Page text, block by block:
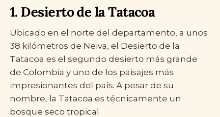
1. Desierto de la Tatacoa
Ubicado en el norte del departamento, a unos
38 kilómetros de Neiva, el Desierto de la
Tatacoa es el segundo desierto más grande
de Colombia y uno de los paisajes más
impresionantes del país. A pesar de su
nombre, la Tatacoa es técnicamente un
bosque seco tropical.